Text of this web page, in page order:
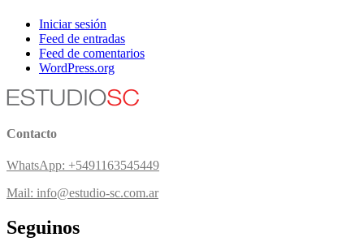
Iniciar sesión
Feed de entradas
Feed de comentarios
WordPress.org
Contacto
WhatsApp: +5491163545449
Mail: info@estudio-sc.com.ar
Seguinos